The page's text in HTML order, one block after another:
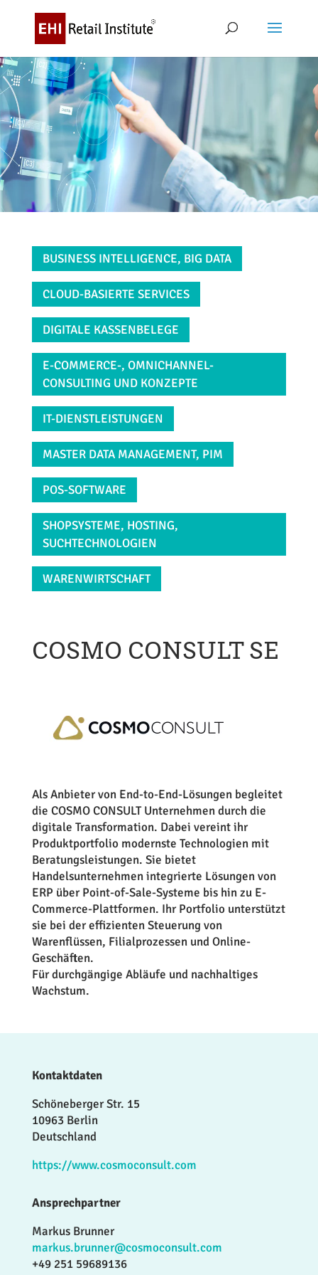
BUSINESS INTELLIGENCE, BIG DATA
CLOUD-BASIERTE SERVICES
DIGITALE KASSENBELEGE
E-COMMERCE-, OMNICHANNEL-
CONSULTING UND KONZEPTE
IT-DIENSTLEISTUNGEN
MASTER DATA MANAGEMENT, PIM
POS-SOFTWARE
SHOPSYSTEME, HOSTING,
SUCHTECHNOLOGIEN
WARENWIRTSCHAFT
COSMO CONSULT SE
Als Anbieter von End-to-End-Lösungen begleitet
die COSMO CONSULT Unternehmen durch die
digitale Transformation. Dabei vereint ihr
Produktportfolio modernste Technologien mit
Beratungsleistungen. Sie bietet
Handelsunternehmen integrierte Lösungen von
ERP über Point-of-Sale-Systeme bis hin zu E-
Commerce-Plattformen. Ihr Portfolio unterstützt
sie bei der effizienten Steuerung von
Warenflüssen, Filialprozessen und Online-
Geschäften.
Für durchgängige Abläufe und nachhaltiges
Wachstum.
Kontaktdaten
Schöneberger Str. 15
10963 Berlin
Deutschland
https://www.cosmoconsult.com
Ansprechpartner
Markus Brunner
markus.brunner@cosmoconsult.com
+49 251 59689136